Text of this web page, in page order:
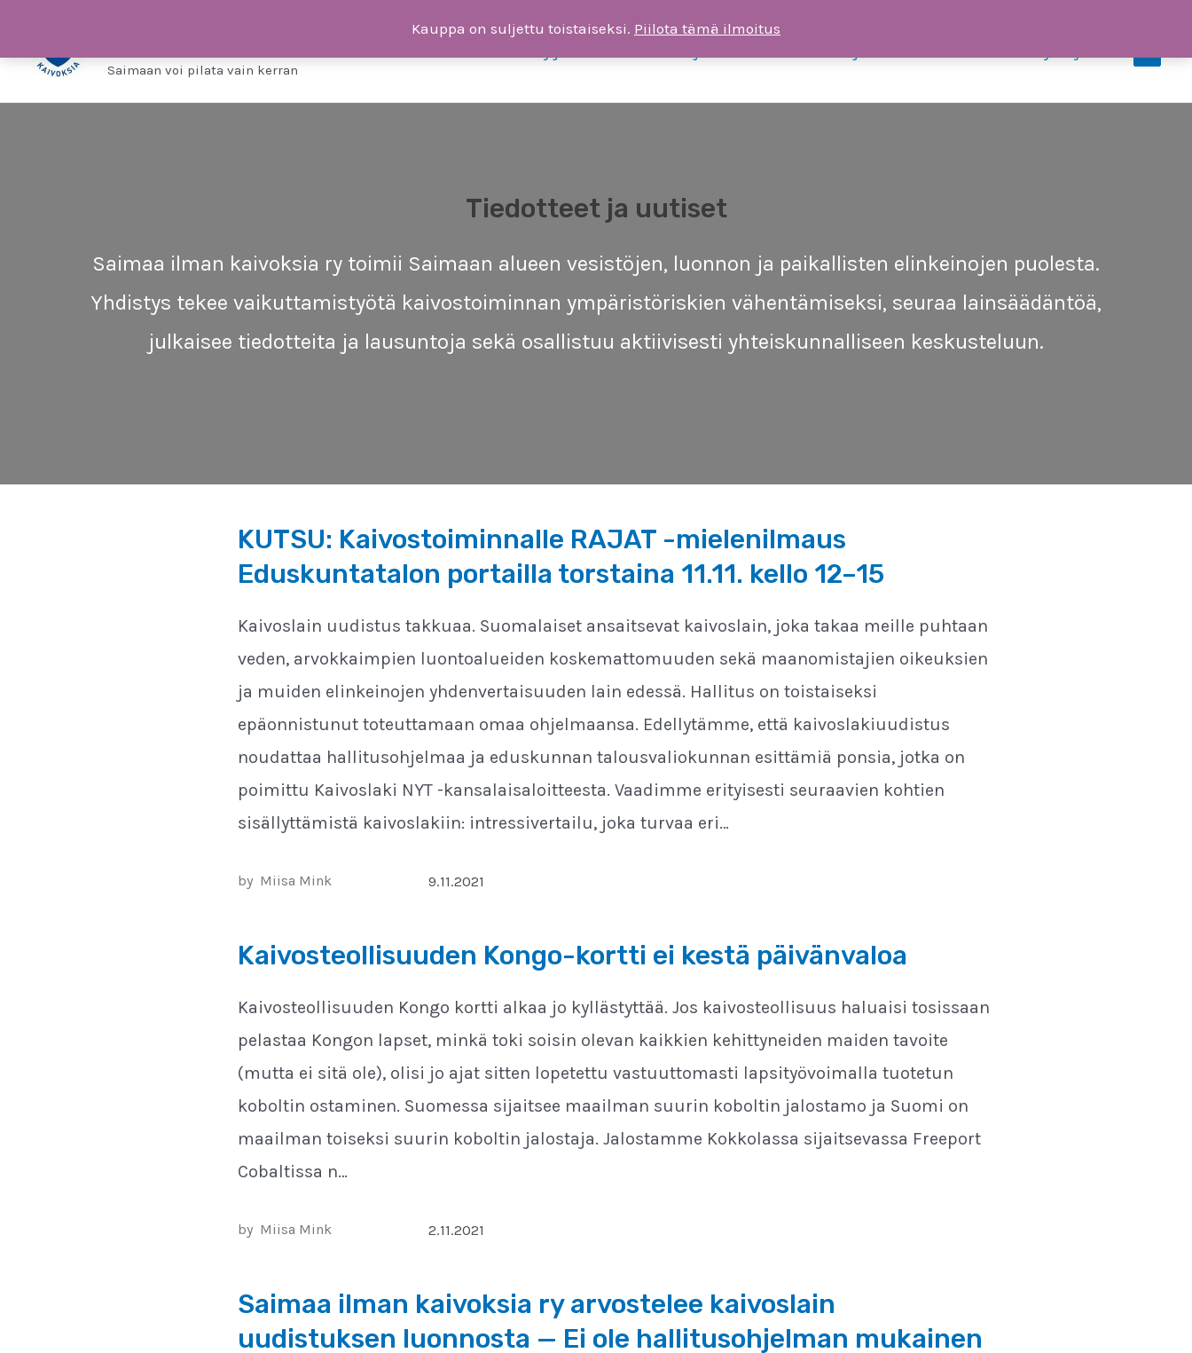
Saimaa ilman kaivoksia
Saimaan voi pilata vain kerran
Tiedotteet ja uutiset
Saimaa ilman kaivoksia ry toimii Saimaan alueen vesistöjen, luonnon ja paikallisten elinkeinojen puolesta.
Yhdistys tekee vaikuttamistyötä kaivostoiminnan ympäristöriskien vähentämiseksi, seuraa lainsäädäntöä,
julkaisee tiedotteita ja lausuntoja sekä osallistuu aktiivisesti yhteiskunnalliseen keskusteluun.
KUTSU: Kaivostoiminnalle RAJAT -mielenilmaus
Eduskuntatalon portailla torstaina 11.11. kello 12–15
Kaivoslain uudistus takkuaa. Suomalaiset ansaitsevat kaivoslain, joka takaa meille puhtaan
veden, arvokkaimpien luontoalueiden koskemattomuuden sekä maanomistajien oikeuksien
ja muiden elinkeinojen yhdenvertaisuuden lain edessä. Hallitus on toistaiseksi
epäonnistunut toteuttamaan omaa ohjelmaansa. Edellytämme, että kaivoslakiuudistus
noudattaa hallitusohjelmaa ja eduskunnan talousvaliokunnan esittämiä ponsia, jotka on
poimittu Kaivoslaki NYT -kansalaisaloitteesta. Vaadimme erityisesti seuraavien kohtien
sisällyttämistä kaivoslakiin: intressivertailu, joka turvaa eri…
by Miisa Mink 9.11.2021
Kaivosteollisuuden Kongo-kortti ei kestä päivänvaloa
Kaivosteollisuuden Kongo kortti alkaa jo kyllästyttää. Jos kaivosteollisuus haluaisi tosissaan
pelastaa Kongon lapset, minkä toki soisin olevan kaikkien kehittyneiden maiden tavoite
(mutta ei sitä ole), olisi jo ajat sitten lopetettu vastuuttomasti lapsityövoimalla tuotetun
koboltin ostaminen. Suomessa sijaitsee maailman suurin koboltin jalostamo ja Suomi on
maailman toiseksi suurin koboltin jalostaja. Jalostamme Kokkolassa sijaitsevassa Freeport
Cobaltissa n…
by Miisa Mink 2.11.2021
Saimaa ilman kaivoksia ry arvostelee kaivoslain
uudistuksen luonnosta — Ei ole hallitusohjelman mukainen
Kauppa on suljettu toistaiseksi. Piilota tämä ilmoitus